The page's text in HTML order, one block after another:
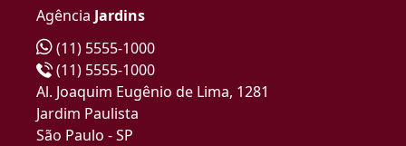
Agência Jardins
(11) 5555-1000
(11) 5555-1000
Al. Joaquim Eugênio de Lima, 1281
Jardim Paulista
São Paulo - SP